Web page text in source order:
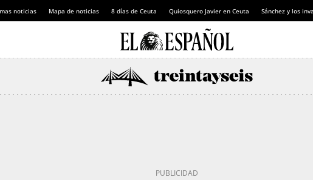
noticias Mapa de noticias 8 días de Ceuta Quiosquero Javier en Ceuta Sánchez y los